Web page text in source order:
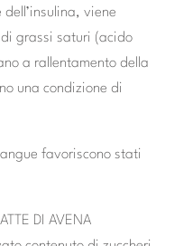
viene
grassi saturi (acido
a rallentamento della
una condizione di
favoriscono stati
DI AVENA